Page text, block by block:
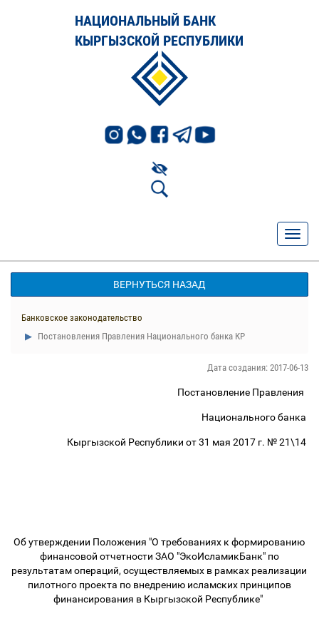
НАЦИОНАЛЬНЫЙ БАНК
КЫРГЫЗСКОЙ РЕСПУБЛИКИ
ВЕРНУТЬСЯ НАЗАД
Банковское законодательство
Постановления Правления Национального банка КР
Дата создания: 2017-06-13
Постановление Правления
Национального банка
Кыргызской Республики от 31 мая 2017 г. № 21\14
Об утверждении Положения "О требованиях к формированию
финансовой отчетности ЗАО "ЭкоИсламикБанк" по
результатам операций, осуществляемых в рамках реализации
пилотного проекта по внедрению исламских принципов
финансирования в Кыргызской Республике"